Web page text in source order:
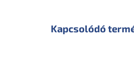
Kapcsolódó